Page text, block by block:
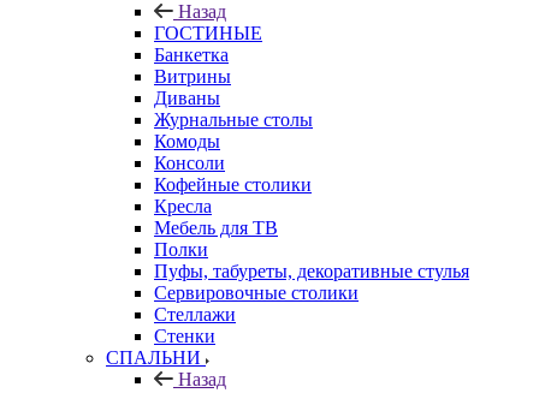
Назад
ГОСТИНЫЕ
Банкетка
Витрины
Диваны
Журнальные столы
Комоды
Консоли
Кофейные столики
Кресла
Мебель для ТВ
Полки
Пуфы, табуреты, декоративные стулья
Сервировочные столики
Стеллажи
Стенки
СПАЛЬНИ
Назад